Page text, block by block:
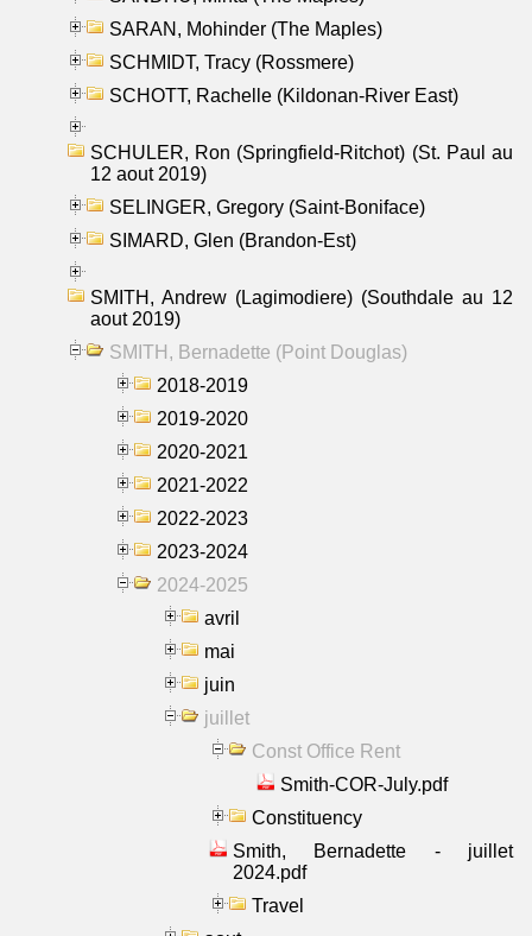
SARAN, Mohinder (The Maples)
SCHMIDT, Tracy (Rossmere)
SCHOTT, Rachelle (Kildonan-River East)
SCHULER, Ron (Springfield-Ritchot) (St. Paul au
12 aout 2019)
SELINGER, Gregory (Saint-Boniface)
SIMARD, Glen (Brandon-Est)
SMITH, Andrew (Lagimodiere) (Southdale au 12
aout 2019)
SMITH, Bernadette (Point Douglas)
2018-2019
2019-2020
2020-2021
2021-2022
2022-2023
2023-2024
2024-2025
avril
mai
juin
juillet
Const Office Rent
Smith-COR-July.pdf
Constituency
Smith, Bernadette - juillet
2024.pdf
Travel